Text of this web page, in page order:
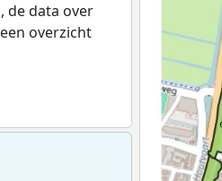
de data over
overzicht